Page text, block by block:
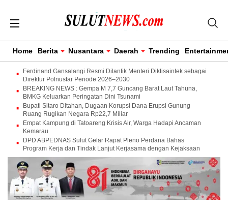
Home Berita Nusantara Daerah Trending
Ferdinand Gansalangi Resmi Dilantik Menteri Diktisaintek sebagai
Direktur Polnustar Periode 2026–2030
BREAKING NEWS : Gempa M 7,7 Guncang Barat Laut Tahuna,
BMKG Keluarkan Peringatan Dini Tsunami
Bupati Sitaro Ditahan, Dugaan Korupsi Dana Erupsi Gunung
Ruang Rugikan Negara Rp22,7 Miliar
Empat Kampung di Tatoareng Krisis Air, Warga Hadapi Ancaman
Kemarau
DPD ABPEDNAS Sulut Gelar Rapat Pleno Perdana Bahas
Program Kerja dan Tindak Lanjut Kerjasama dengan Kejaksaan